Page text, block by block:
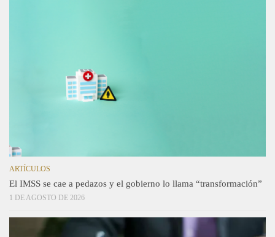
ARTÍCULOS
El IMSS se cae a pedazos y el gobierno lo llama “transformación”
1 DE AGOSTO DE 2026